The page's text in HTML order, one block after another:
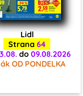
Lidl
Strana 64
do 09.08.2026
OD PONDELKA